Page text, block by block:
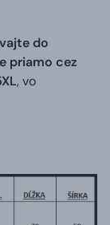
do
priamo cez
, vo